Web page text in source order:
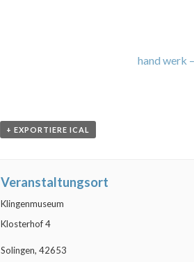
hand werk
+ EXPORTIERE ICAL
Veranstaltungsort
Klingenmuseum
Klosterhof 4
Solingen, 42653